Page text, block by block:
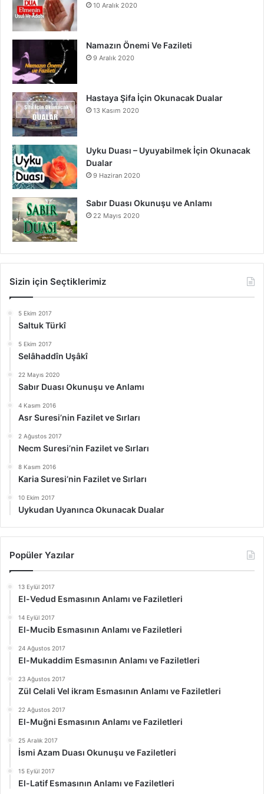
10 Aralık 2020
Namazın Önemi Ve Fazileti
9 Aralık 2020
Hastaya Şifa İçin Okunacak Dualar
13 Kasım 2020
Uyku Duası – Uyuyabilmek İçin Okunacak
Dualar
9 Haziran 2020
Sabır Duası Okunuşu ve Anlamı
22 Mayıs 2020
Sizin için Seçtiklerimiz
5 Ekim 2017
Saltuk Türkî
5 Ekim 2017
Selâhaddîn Uşâkî
22 Mayıs 2020
Sabır Duası Okunuşu ve Anlamı
4 Kasım 2016
Asr Suresi’nin Fazilet ve Sırları
2 Ağustos 2017
Necm Suresi’nin Fazilet ve Sırları
8 Kasım 2016
Karia Suresi’nin Fazilet ve Sırları
10 Ekim 2017
Uykudan Uyanınca Okunacak Dualar
Popüler Yazılar
13 Eylül 2017
El-Vedud Esmasının Anlamı ve Faziletleri
14 Eylül 2017
El-Mucib Esmasının Anlamı ve Faziletleri
24 Ağustos 2017
El-Mukaddim Esmasının Anlamı ve Faziletleri
23 Ağustos 2017
Zül Celali Vel ikram Esmasının Anlamı ve Faziletleri
22 Ağustos 2017
El-Muğni Esmasının Anlamı ve Faziletleri
25 Aralık 2017
İsmi Azam Duası Okunuşu ve Faziletleri
15 Eylül 2017
El-Latif Esmasının Anlamı ve Faziletleri